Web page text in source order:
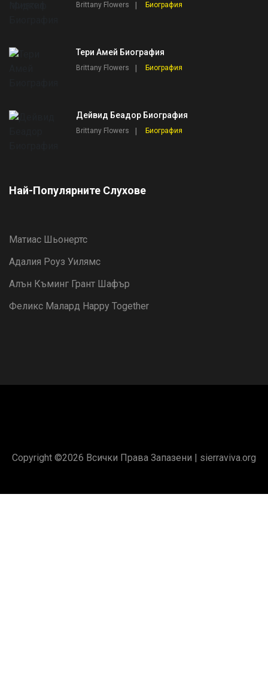
Brittany Flowers Биография
Тери Амей Биография
Brittany Flowers Биография
Дейвид Беадор Биография
Brittany Flowers Биография
Най-Популярните Слухове
Матиас Шьонертс
Адалия Роуз Уилямс
Алън Къминг Грант Шафър
Феликс Малард Happy Together
Copyright ©2026 Всички Права Запазени | sierraviva.org